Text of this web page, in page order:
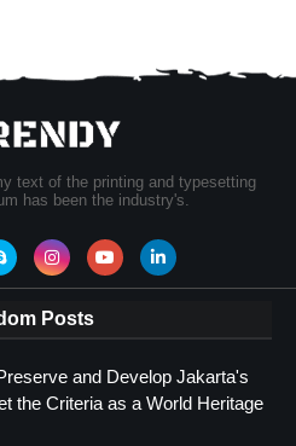
text of the printing and typesetting
has been the industry's.
Posts
and Develop Jakarta's
the Criteria as a World Heritage